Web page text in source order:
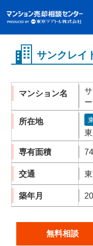
サンクレイ
マンション名
所在地
専有面積
交通
築年月
無料相談